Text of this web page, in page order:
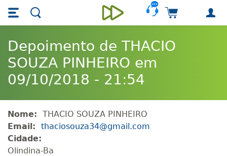
Skip main navigation
Skip to main content
Unieducar
Carrinho de
Depoimento de THACIO
SOUZA PINHEIRO em
09/10/2018 - 21:54
Nome:
THACIO SOUZA PINHEIRO
Email:
thaciosouza34@gmail.com
Cidade:
Olindina-Ba